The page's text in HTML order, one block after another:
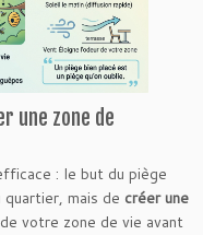
une zone de
: le but du piège
quartier, mais de créer une
votre zone de vie avant